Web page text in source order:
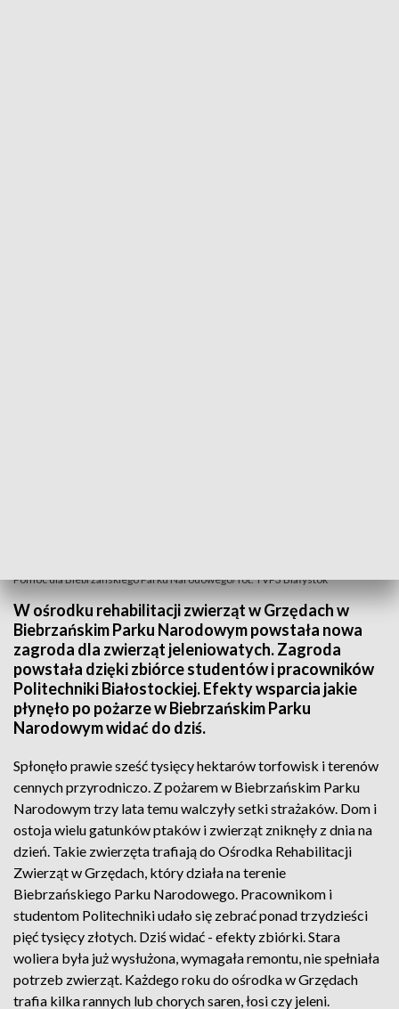
Pomoc dla Biebrzańskiego Parku Narodowego/ fot. TVP3 Białystok
W ośrodku rehabilitacji zwierząt w Grzędach w
Biebrzańskim Parku Narodowym powstała nowa
zagroda dla zwierząt jeleniowatych. Zagroda
powstała dzięki zbiórce studentów i pracowników
Politechniki Białostockiej. Efekty wsparcia jakie
płynęło po pożarze w Biebrzańskim Parku
Narodowym widać do dziś.
Spłonęło prawie sześć tysięcy hektarów torfowisk i terenów
cennych przyrodniczo. Z pożarem w Biebrzańskim Parku
Narodowym trzy lata temu walczyły setki strażaków. Dom i
ostoja wielu gatunków ptaków i zwierząt zniknęły z dnia na
dzień. Takie zwierzęta trafiają do Ośrodka Rehabilitacji
Zwierząt w Grzędach, który działa na terenie
Biebrzańskiego Parku Narodowego. Pracownikom i
studentom Politechniki udało się zebrać ponad trzydzieści
pięć tysięcy złotych. Dziś widać - efekty zbiórki. Stara
woliera była już wysłużona, wymagała remontu, nie spełniała
potrzeb zwierząt. Każdego roku do ośrodka w Grzędach
trafia kilka rannych lub chorych saren, łosi czy jeleni.